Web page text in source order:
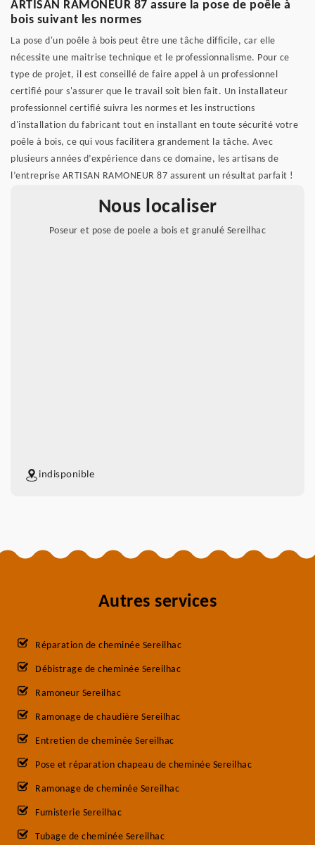
ARTISAN RAMONEUR 87 assure la pose de poêle à
bois suivant les normes
La pose d'un poêle à bois peut être une tâche difficile, car elle
nécessite une maitrise technique et le professionnalisme. Pour ce
type de projet, il est conseillé de faire appel à un professionnel
certifié pour s'assurer que le travail soit bien fait. Un installateur
professionnel certifié suivra les normes et les instructions
d'installation du fabricant tout en installant en toute sécurité votre
poêle à bois, ce qui vous facilitera grandement la tâche. Avec
plusieurs années d’expérience dans ce domaine, les artisans de
l’entreprise ARTISAN RAMONEUR 87 assurent un résultat parfait !
Nous localiser
Poseur et pose de poele a bois et granulé Sereilhac
indisponible
Autres services
Réparation de cheminée Sereilhac
Débistrage de cheminée Sereilhac
Ramoneur Sereilhac
Ramonage de chaudière Sereilhac
Entretien de cheminée Sereilhac
Pose et réparation chapeau de cheminée Sereilhac
Ramonage de cheminée Sereilhac
Fumisterie Sereilhac
Tubage de cheminée Sereilhac